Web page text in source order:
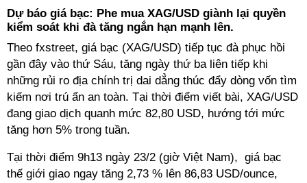
Dự báo giá bạc: Phe mua XAG/USD giành lại quyền
kiểm soát khi đà tăng ngắn hạn mạnh lên.
Theo fxstreet, giá bạc (XAG/USD) tiếp tục đà phục hồi
gần đây vào thứ Sáu, tăng ngày thứ ba liên tiếp khi
những rủi ro địa chính trị dai dẳng thúc đẩy dòng vốn tìm
kiếm nơi trú ẩn an toàn. Tại thời điểm viết bài, XAG/USD
đang giao dịch quanh mức 82,80 USD, hướng tới mức
tăng hơn 5% trong tuần.
Tại thời điểm 9h13 ngày 23/2 (giờ Việt Nam), giá bạc
thế giới giao ngay tăng 2,73 % lên 86,83 USD/ounce,